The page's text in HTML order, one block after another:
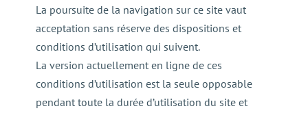
La poursuite de la navigation sur ce site vaut
acceptation sans réserve des dispositions et
conditions d’utilisation qui suivent.
La version actuellement en ligne de ces
conditions d’utilisation est la seule opposable
pendant toute la durée d’utilisation du site et